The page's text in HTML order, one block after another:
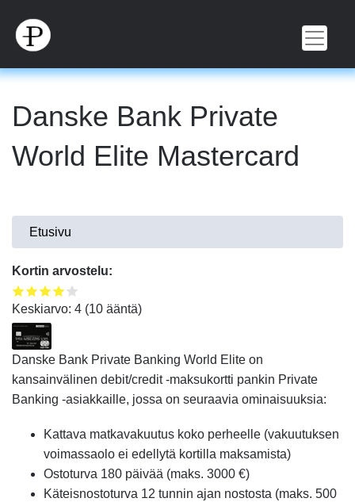
pääsisältöön
Danske Bank Private
World Elite Mastercard
Olet
täällä
Etusivu
Kortin arvostelu:
Keskiarvo: 4 (10 ääntä)
Danske Bank Private Banking World Elite on
kansainvälinen debit/credit -maksukortti pankin Private
Banking -asiakkaille, jossa on seuraavia ominaisuuksia:
Kattava matkavakuutus koko perheelle (vakuutuksen
voimassaolo ei edellytä kortilla maksamista)
Ostoturva 180 päivää (maks. 3000 €)
Käteisnostoturva 12 tunnin ajan nostosta (maks. 500